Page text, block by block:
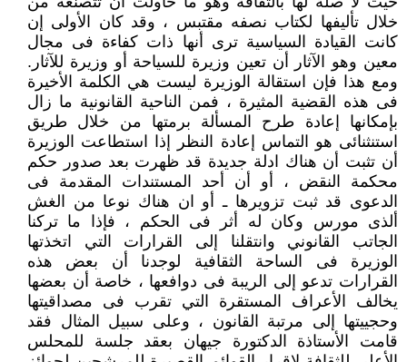
خلال تأليفها لكتاب نصفه مقتبس ، وقد كان الأولى إن
كانت القيادة السياسية ترى أنها ذات كفاءة فى مجال
معين وهو الآثار أن تعين وزيرة للسياحة أو وزيرة للآثار.
ومع هذا فإن استقالة الوزيرة ليست هي الكلمة الأخيرة
فى هذه القضية المثيرة ، فمن الناحية القانونية ما زال
بإمكانها إعادة طرح المسألة برمتها من خلال طريق
استنثنائى هو التماس إعادة النظر إذا استطاعت الوزيرة
أن تثبت أن هناك ادلة جديدة قد ظهرت بعد صدور حكم
محكمة النقض ، أو أن أحد المستندات المقدمة فى
الدعوى قد ثبت تزويرها ـ أو ان هناك نوعا من الغش
ألذى مورس وكان له أثر فى الحكم ، فإذا ما تركنا
الجاتب القانوني وانتقلنا إلى القرارات التي اتخذتها
الوزيرة فى الساحة الثقافية لوجدنا أن بعض هذه
القرارات تدعو إلى الريبة فى دوافعها ، خاصة أن بعضها
يخالف الأعراف المستقرة التي تقرب فى مصداقيتها
وحجييتها إلى مرتبة القانون ، وعلى سبيل المثال فقد
قامت الأستاذة الدكتورة جيهان بعقد جلسة للمحلس